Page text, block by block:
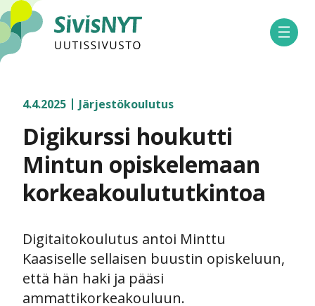
SivisNYT
Avaa
4.4.2025 Järjestökoulutus
Digikurssi houkutti
Mintun opiskelemaan
korkeakoulututkintoa
Digitaitokoulutus antoi Minttu
Kaasiselle sellaisen buustin opiskeluun,
että hän haki ja pääsi
ammattikorkeakouluun.